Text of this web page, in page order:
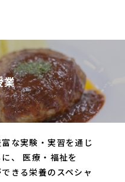
業
な実験・実習を通じ
、
医療・福祉を
きる栄養のスペシャ